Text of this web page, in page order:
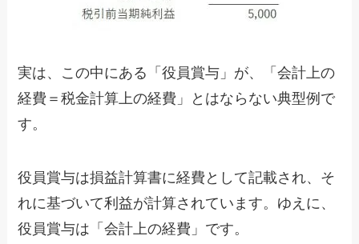
実は、この中にある「役員賞与」が、「会計上の
経費＝税金計算上の経費」とはならない典型例で
す。
役員賞与は損益計算書に経費として記載され、そ
れに基づいて利益が計算されています。ゆえに、
役員賞与は「会計上の経費」です。